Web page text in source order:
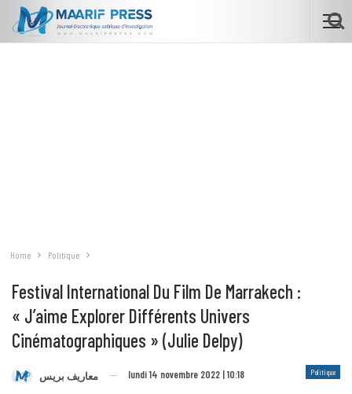
Home Politique
Festival International Du Film De Marrakech :
« J’aime Explorer Différents Univers
Cinématographiques » (Julie Delpy)
Politique معاريف بريس lundi 14 novembre 2022 | 10:18